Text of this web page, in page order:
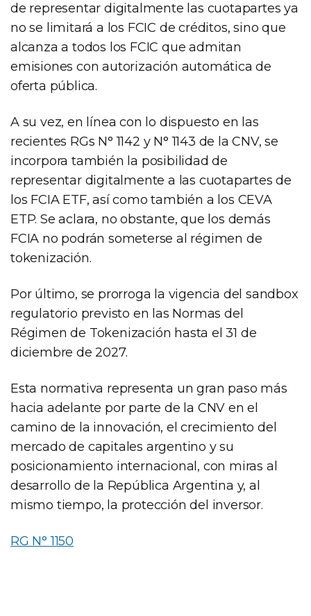
de representar digitalmente las cuotapartes ya
no se limitará a los FCIC de créditos, sino que
alcanza a todos los FCIC que admitan
emisiones con autorización automática de
oferta pública.
A su vez, en línea con lo dispuesto en las
recientes RGs N° 1142 y N° 1143 de la CNV, se
incorpora también la posibilidad de
representar digitalmente a las cuotapartes de
los FCIA ETF, así como también a los CEVA
ETP. Se aclara, no obstante, que los demás
FCIA no podrán someterse al régimen de
tokenización.
Por último, se prorroga la vigencia del sandbox
regulatorio previsto en las Normas del
Régimen de Tokenización hasta el 31 de
diciembre de 2027.
Esta normativa representa un gran paso más
hacia adelante por parte de la CNV en el
camino de la innovación, el crecimiento del
mercado de capitales argentino y su
posicionamiento internacional, con miras al
desarrollo de la República Argentina y, al
mismo tiempo, la protección del inversor.
RG N° 1150